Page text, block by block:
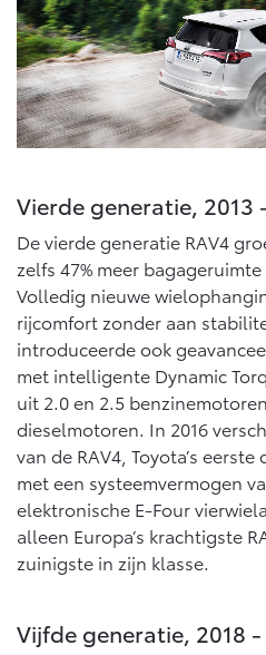
Vierde generatie, 2013
De vierde generatie RAV4
zelfs 47% meer
Volledig nieuwe
rijcomfort zonder aan
introduceerde ook
met intelligente Dynamic
uit 2.0 en 2.5
dieselmotoren. In 2016
van de RAV4, Toyota’s
met een systeemvermogen
elektronische E-Four
alleen Europa’s krachtigste
zuinigste in zijn klasse.
Vijfde generatie, 2018